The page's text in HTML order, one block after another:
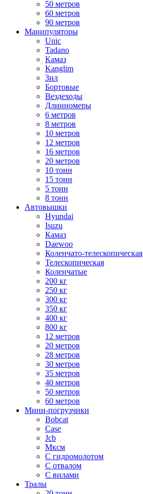
50 метров
60 метров
90 метров
Манипуляторы
Unic
Tadano
Камаз
Kanglim
Зил
Бортовые
Вездеходы
Длинномеры
6 метров
8 метров
10 метров
12 метров
16 метров
20 метров
10 тонн
15 тонн
5 тонн
8 тонн
Автовышки
Hyundai
Isuzu
Камаз
Daewoo
Коленчато-телескопическая
Телескопическая
Коленчатые
200 кг
250 кг
300 кг
350 кг
400 кг
800 кг
12 метров
20 метров
28 метров
30 метров
35 метров
40 метров
50 метров
60 метров
Мини-погрузчики
Bobcat
Case
Jcb
Мксм
С гидромолотом
С отвалом
С вилами
Тралы